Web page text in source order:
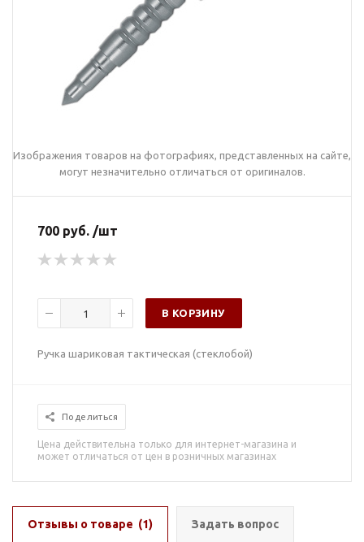
Изображения товаров на фотографиях, представленных на сайте,
могут незначительно отличаться от оригиналов.
700 руб. /шт
В КОРЗИНУ
Ручка шариковая тактическая (стеклобой)
Поделиться
Цена действительна только для интернет-магазина и
может отличаться от цен в розничных магазинах
Отзывы о товаре (1) Задать вопрос